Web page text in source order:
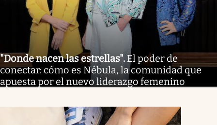
"Donde nacen las estrellas". El poder de
conectar: cómo es Nébula, la comunidad que
apuesta por el nuevo liderazgo femenino